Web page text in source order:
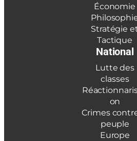
Économie
Stratégie
Tactique
National
Lutte des
classes
on
Crimes
peuple
Europe